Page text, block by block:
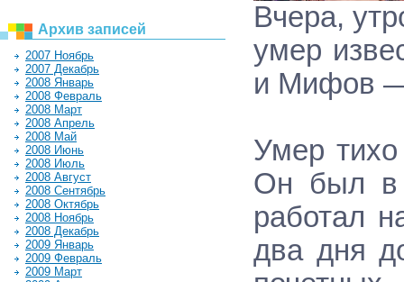
Архив записей
2007 Ноябрь
2007 Декабрь
2008 Январь
2008 Февраль
2008 Март
2008 Апрель
2008 Май
2008 Июнь
2008 Июль
2008 Август
2008 Сентябрь
2008 Октябрь
2008 Ноябрь
2008 Декабрь
2009 Январь
2009 Февраль
2009 Март
Вчера,
умер
и Мифов
Умер
Он был в
работал
два дня